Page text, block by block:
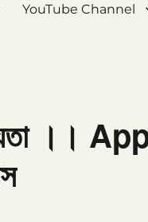
YouTube Channel
।।